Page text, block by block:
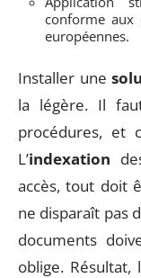
conforme aux
européennes.
Installer une
la légère. Il
procédures, et
L’indexation
accès, tout doit
ne disparaît pas
documents
oblige. Résultat,